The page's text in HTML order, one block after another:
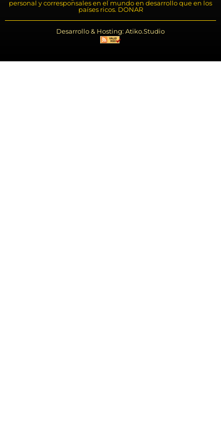
personal y corresponsales en el mundo en desarrollo que en los
países ricos. DONAR
Desarrollo & Hosting: Atiko.Studio